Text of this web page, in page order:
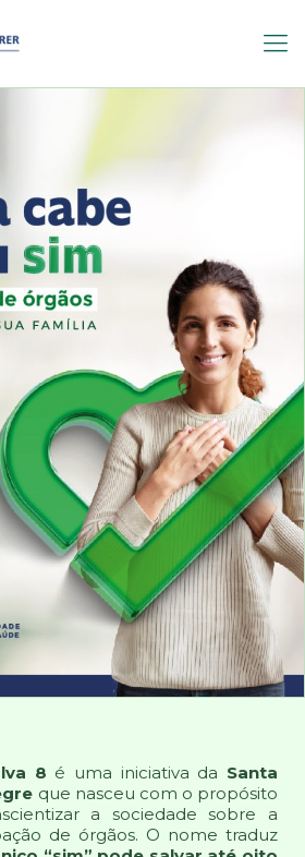
8 é uma iniciativa da Santa
que nasceu com o propósito
a sociedade sobre a
de órgãos. O nome traduz